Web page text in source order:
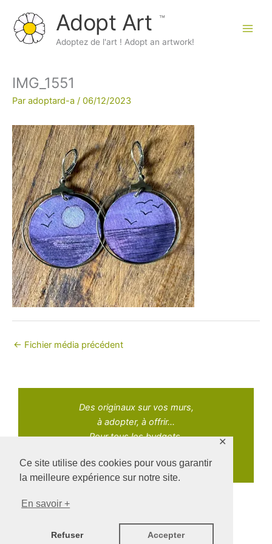
Ce site utilise des cookies pour vous garantir
la meilleure expérience sur notre site.
En savoir +
Refuser Accepter
✕
contenu
Adopt Art
Adoptez de l'art ! Adopt an artwork!
IMG_1551
Par adoptard-a / 06/12/2023
← Fichier média précédent
Des originaux sur vos murs,
à adopter, à offrir...
Pour tous les budgets.